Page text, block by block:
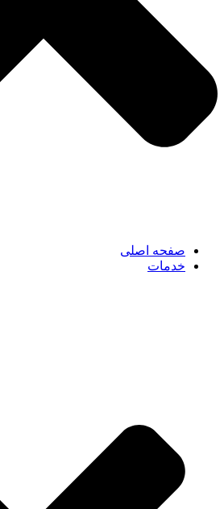
صفحه اصلی
خدمات